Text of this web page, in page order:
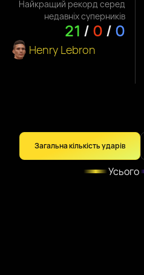
Найкращий рекорд серед
недавніх суперників
21 / 0 / 0
Henry Lebron
Загальна кількість ударів
Усього